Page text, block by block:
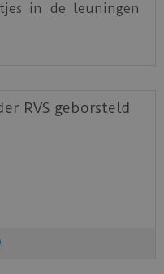
in de leuningen
RVS geborsteld